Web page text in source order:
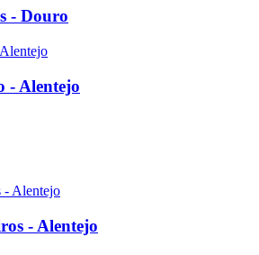
- Douro
- Alentejo
- Alentejo